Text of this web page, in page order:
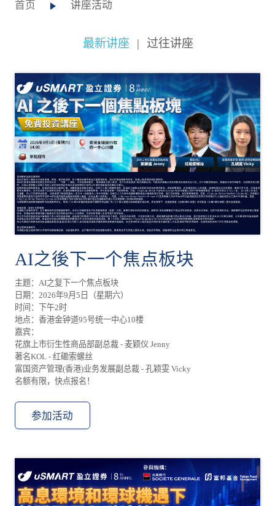
首页 讲座活动
最新讲座 | 过往讲座
AI之後下一个焦点板块
主题：AI之复下一个焦点板块
日期：2026年9月5日（星期六）
时间：下午2时
地点：香港金钟道95号统一中心10楼
嘉宾：
花旗上市衍生性商品部副总裁 - 麦颖仪 Jenny
著名KOL - 红磡索螺丝
富国资产管理(香港)业务发展副总裁 - 孔颖雯 Vicky
名额有限，快点报名！
参加活动